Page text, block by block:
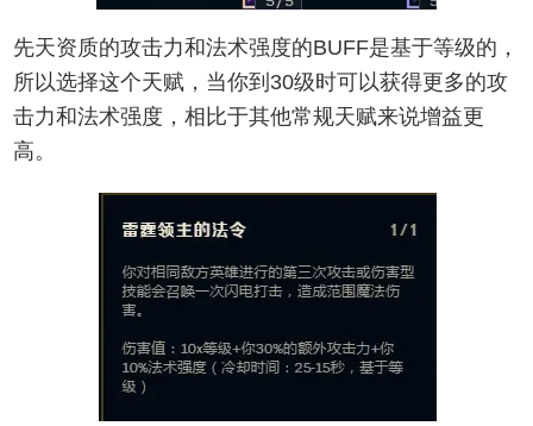
先天资质的攻击力和法术强度的BUFF是基于等级的，
所以选择这个天赋，当你到30级时可以获得更多的攻
击力和法术强度，相比于其他常规天赋来说增益更
高。